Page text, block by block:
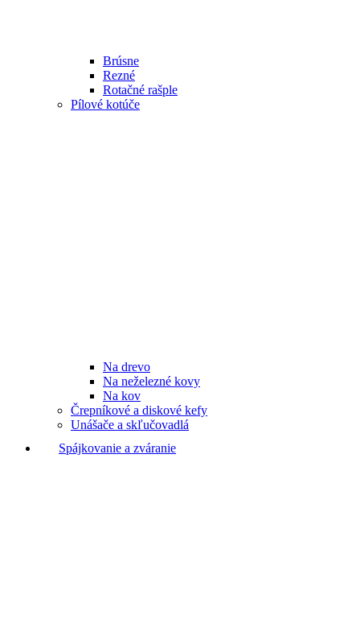
Brúsne
Rezné
Rotačné rašple
Pílové kotúče
Na drevo
Na neželezné kovy
Na kov
Črepníkové a diskové kefy
Unášače a skľučovadlá
Spájkovanie a zváranie